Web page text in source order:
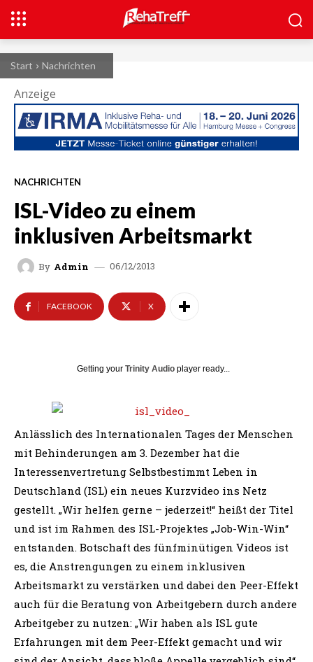
Start Nachrichten
Anzeige
NACHRICHTEN
ISL-Video zu einem
inklusiven Arbeitsmarkt
By Admin 06/12/2013
FACEBOOK X
Getting your Trinity Audio player ready...
Anlässlich des Internationalen Tages der Menschen
mit Behinderungen am 3. Dezember hat die
Interessenvertretung Selbstbestimmt Leben in
Deutschland (ISL) ein neues Kurzvideo ins Netz
gestellt. „Wir helfen gerne – jederzeit!“ heißt der Titel
und ist im Rahmen des ISL-Projektes „Job-Win-Win“
entstanden. Botschaft des fünfminütigen Videos ist
es, die Anstrengungen zu einem inklusiven
Arbeitsmarkt zu verstärken und dabei den Peer-Effekt
auch für die Beratung von Arbeitgebern durch andere
Arbeitgeber zu nutzen: „Wir haben als ISL gute
Erfahrungen mit dem Peer-Effekt gemacht und wir